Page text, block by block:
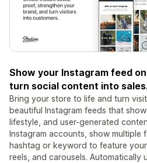
Show your Instagram feed
turn social content into
Bring your store to life and turn
beautiful Instagram feeds that
lifestyle, and user-generated
Instagram accounts, show
hashtag or keyword to feature
reels, and carousels. Automatically